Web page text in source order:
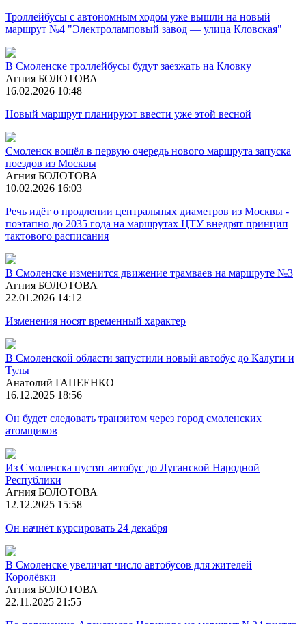
Троллейбусы с автономным ходом уже вышли на новый
маршрут №4 "Электроламповый завод — улица Кловская"
В Смоленске троллейбусы будут заезжать на Кловку
Агния БОЛОТОВА
16.02.2026 10:48
Новый маршрут планируют ввести уже этой весной
Смоленск вошёл в первую очередь нового маршрута запуска
поездов из Москвы
Агния БОЛОТОВА
10.02.2026 16:03
Речь идёт о продлении центральных диаметров из Москвы -
поэтапно до 2035 года на маршрутах ЦТУ внедрят принцип
тактового расписания
В Смоленске изменится движение трамваев на маршруте №3
Агния БОЛОТОВА
22.01.2026 14:12
Изменения носят временный характер
В Смоленской области запустили новый автобус до Калуги и
Тулы
Анатолий ГАПЕЕНКО
16.12.2025 18:56
Он будет следовать транзитом через город смоленских
атомщиков
Из Смоленска пустят автобус до Луганской Народной
Республики
Агния БОЛОТОВА
12.12.2025 15:58
Он начнёт курсировать 24 декабря
В Смоленске увеличат число автобусов для жителей
Королёвки
Агния БОЛОТОВА
22.11.2025 21:55